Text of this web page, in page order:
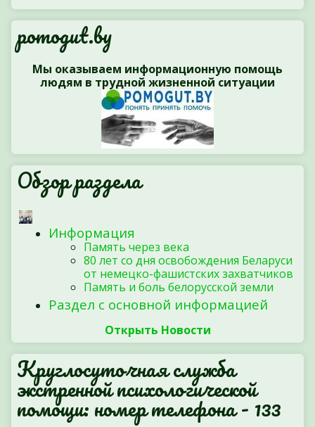
pomogut.by
Мы оказываем информационную помощь
людям в трудной жизненной ситуации
Обзор раздела
Информация
Память через века
80 лет со дня освобождения Беларуси
от немецко-фашистских захватчиков
Память и боль белорусской земли
Раздел с основной информацией
Открыть Новости
Круглосуточная служба
экстренной психологической
помощи: номер телефона - 133